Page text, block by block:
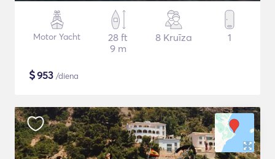
Motor Yacht
28 ft
9 m
8 Kruīza 1
$953 /diena